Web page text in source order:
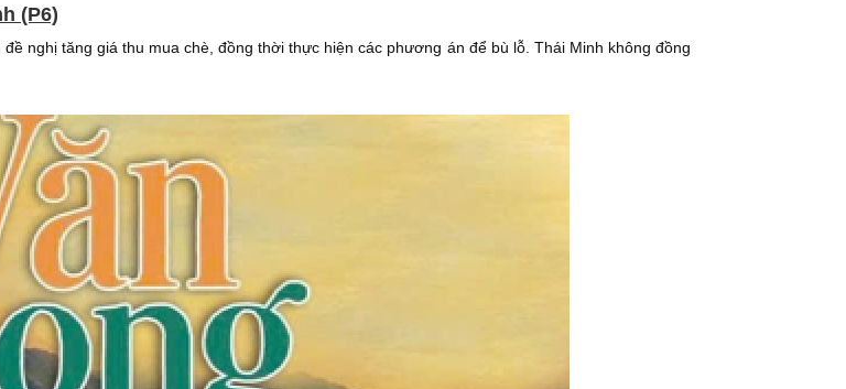
(P6)
nghị tăng giá thu mua chè, đồng thời thực hiện các phương án để bù lỗ. Thái Minh không đồng